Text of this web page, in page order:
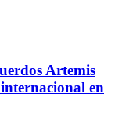
Artemis
en